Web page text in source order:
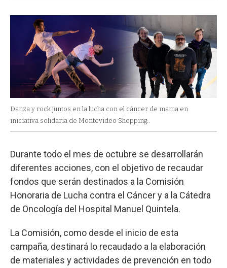
Danza y rock juntos en la lucha con el cáncer de mama en
iniciativa solidaria de Montevideo Shopping..
Durante todo el mes de octubre se desarrollarán
diferentes acciones, con el objetivo de recaudar
fondos que serán destinados a la Comisión
Honoraria de Lucha contra el Cáncer y a la Cátedra
de Oncología del Hospital Manuel Quintela.
La Comisión, como desde el inicio de esta
campaña, destinará lo recaudado a la elaboración
de materiales y actividades de prevención en todo